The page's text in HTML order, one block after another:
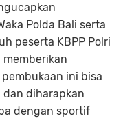
Polda Bali serta
peserta KBPP Polri
memberikan
ini bisa
diharapkan
dengan sportif